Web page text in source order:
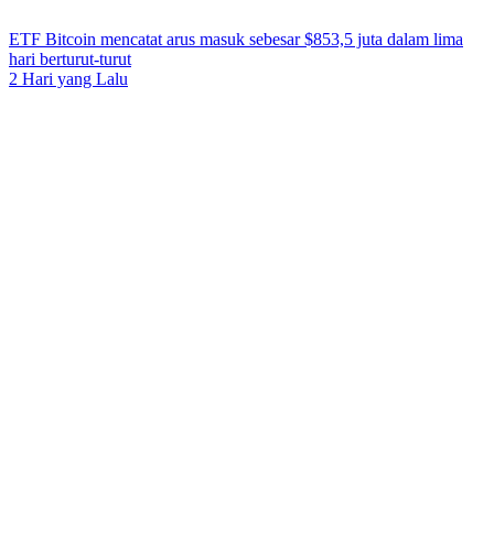
ETF Bitcoin mencatat arus masuk sebesar $853,5 juta dalam lima
hari berturut-turut
2 Hari yang Lalu